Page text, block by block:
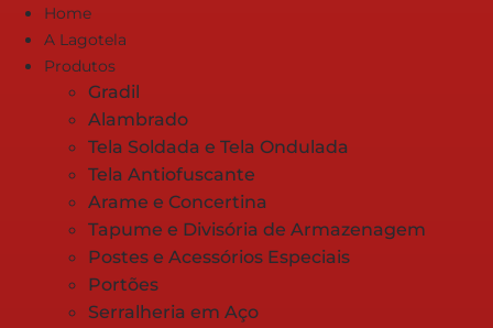
Home
A Lagotela
Produtos
Gradil
Alambrado
Tela Soldada e Tela Ondulada
Tela Antiofuscante
Arame e Concertina
Tapume e Divisória de Armazenagem
Postes e Acessórios Especiais
Portões
Serralheria em Aço